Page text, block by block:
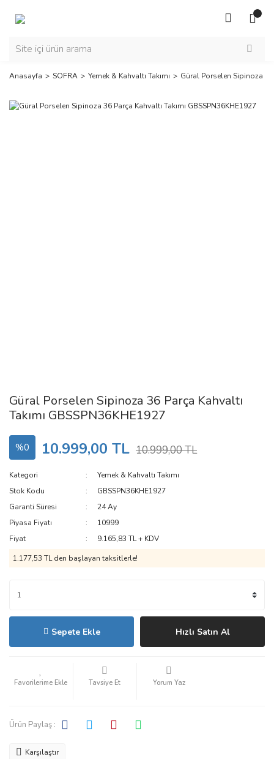
Anasayfa SOFRA Yemek & Kahvaltı Takımı Güral Porselen Sipinoza 36
Güral Porselen Sipinoza 36 Parça Kahvaltı
Takımı GBSSPN36KHE1927
%0 10.999,00 TL 10.999,00 TL
Kategori
Yemek & Kahvaltı Takımı
Stok Kodu
GBSSPN36KHE1927
Garanti Süresi
24 Ay
Piyasa Fiyatı
10999
Fiyat
9.165,83 TL + KDV
1.177,53 TL den başlayan taksitlerle!
Sepete Ekle Hızlı Satın Al
Tavsiye Et Yorum Yaz
Ürün Paylaş :
Karşılaştır